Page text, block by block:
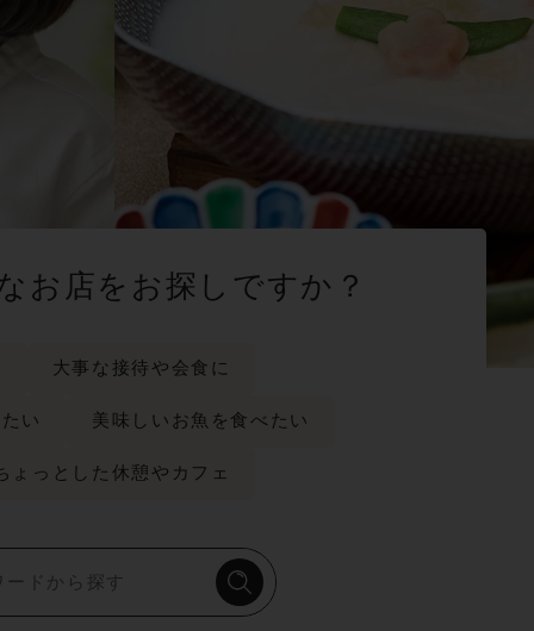
お店をお探しですか？
大事な接待や会食に
い 美味しいお魚を食べたい
ょっとした休憩やカフェ